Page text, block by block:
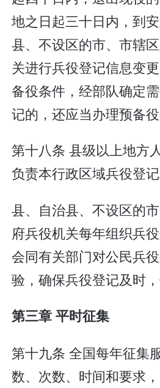
地之日起三十日内，到
县、不设区的市、市辖
关进行兵役登记信息变
备役条件，经部队确定
记的，还应当办理预备役
第十八条 县级以上地方
负责本行政区域兵役登记
县、自治县、不设区的
府兵役机关每年组织兵
会同有关部门对公民兵
验，确保兵役登记及时，
第三章 平时征集
第十九条 全国每年征集
数、次数、时间和要求